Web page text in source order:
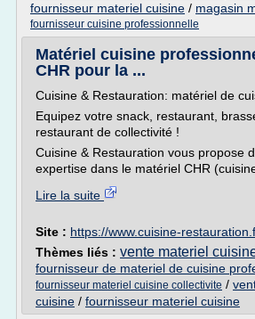
fournisseur materiel cuisine / magasin
fournisseur cuisine professionnelle
Matériel cuisine
CHR pour la ...
Cuisine & Restauration: matériel de
Equipez votre snack, restaurant,
restaurant de collectivité !
Cuisine & Restauration vous propose
expertise dans le matériel CHR
Lire la suite
Site : https://www.cuisine-
Thèmes liés : vente materiel
fournisseur de materiel de cuisine
fournisseur materiel cuisine collectivite /
cuisine / fournisseur materiel cuisine